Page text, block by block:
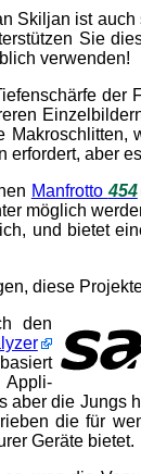
Skiljan ist
Sie
ver­wen­den!
der
Ma­kro­schlit­ten,
er­for­dert, aber
Manfrotto454
mög­lich
und bie­tet
die­se
den
Ap­pli­
aber die Jungs
die für
Ge­rä­te bie­tet.